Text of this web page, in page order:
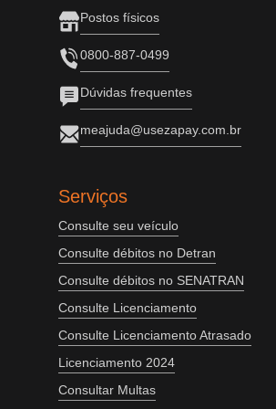
Postos físicos
0800-887-0499
Dúvidas frequentes
meajuda@usezapay.com.br
Serviços
Consulte seu veículo
Consulte débitos no Detran
Consulte débitos no SENATRAN
Consulte Licenciamento
Consulte Licenciamento Atrasado
Licenciamento 2024
Consultar Multas